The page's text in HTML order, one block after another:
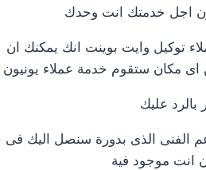
اجل خدمتك انت وحدك
توكيل وايت بوينت انك يمكنك ان
مكان ستقوم خدمة عملاء يونيون
بالرد عليك
الفنى الذى بدورة سنصل اليك فى
انت موجود فية